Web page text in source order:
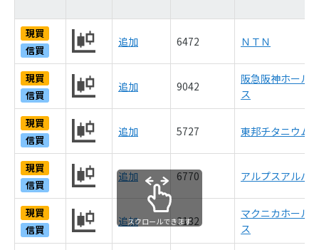
現買
信買
追加 6472 ＮＴＮ
現買
信買
追加 9042
阪急阪神ホール
ス
現買
信買
追加 5727 東邦チタニウム
現買
信買
追加 6770 アルプスアルパ
現買
信買
追加 3132
マクニカホール
ス
スクロールできます